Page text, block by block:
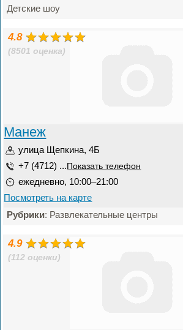
Детские шоу
4.8
(8501 оценка)
Манеж
улица Щепкина, 4Б
+7 (4712) ... Показать телефон
ежедневно, 10:00–21:00
Посмотреть на карте
Рубрики: Развлекательные центры
4.9
(112 оценки)